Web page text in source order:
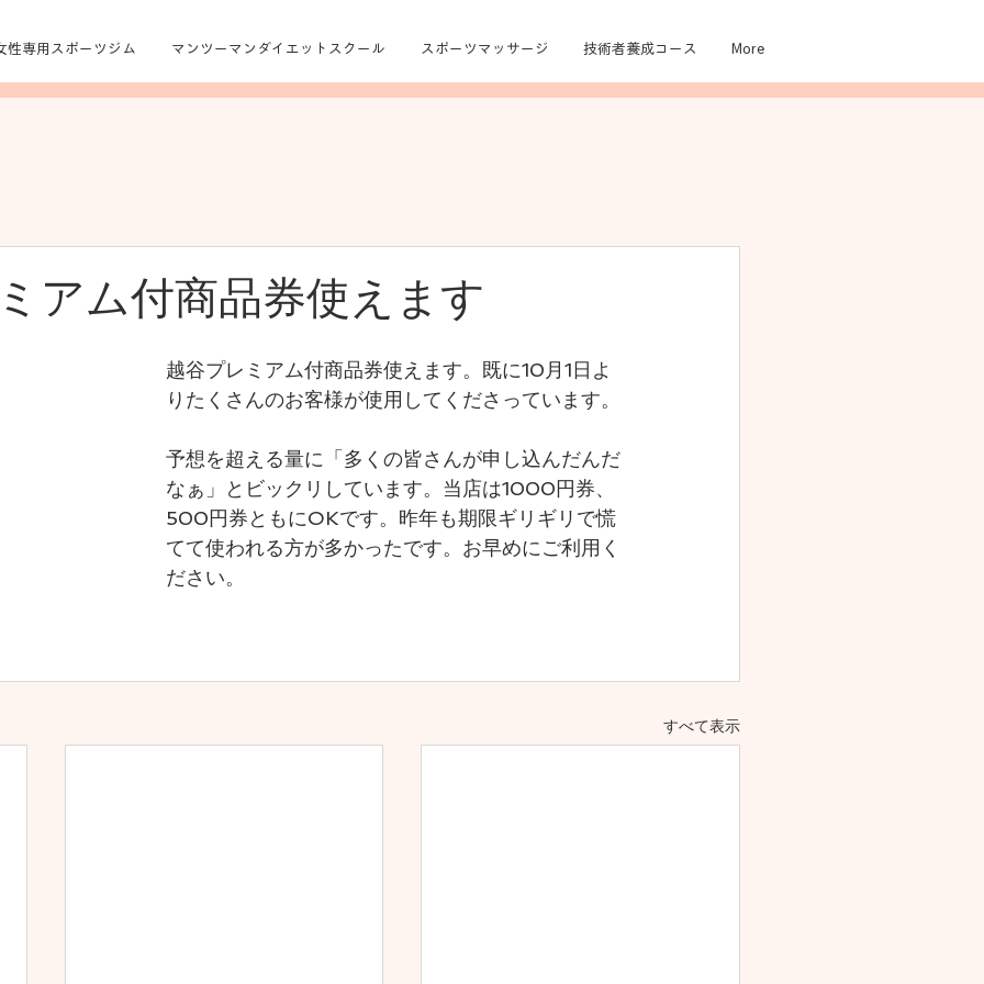
性専用スポーツジム マンツーマンダイエットスクール スポーツマッサージ 技術者養成コース More
アム付商品券使えます
越谷プレミアム付商品券使えます。既に10月1日よ
りたくさんのお客様が使用してくださっています。
予想を超える量に「多くの皆さんが申し込んだんだ
なぁ」とビックリしています。当店は1000円券、
500円券ともにOKです。昨年も期限ギリギリで慌
てて使われる方が多かったです。お早めにご利用く
ださい。
すべて表示